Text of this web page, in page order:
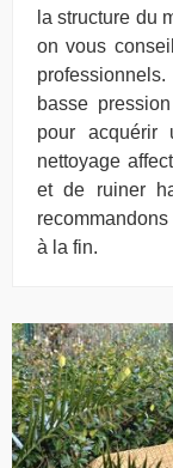
la structure du
on vous
basse
pour acquérir
nettoyage
et de ruiner
à la fin.